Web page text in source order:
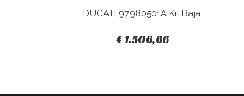
DUCATI 97980501A Kit Baja.
€ 1.506,66